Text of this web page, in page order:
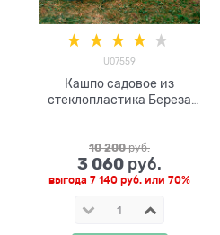
U07559
Кашпо садовое из
стеклопластика Береза
10 200 руб.
3 060 руб.
выгода 7 140 руб. или 70%